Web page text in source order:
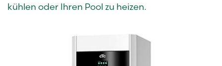
kühlen oder Ihren Pool zu heizen.